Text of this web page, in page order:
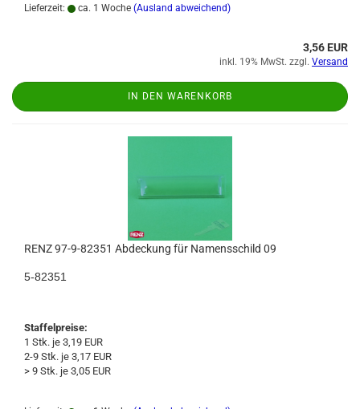
Lieferzeit: ca. 1 Woche (Ausland abweichend)
3,56 EUR
inkl. 19% MwSt. zzgl. Versand
IN DEN WARENKORB
RENZ 97-9-82351 Abdeckung für Namensschild 09
5-82351
Staffelpreise:
1 Stk. je 3,19 EUR
2-9 Stk. je 3,17 EUR
> 9 Stk. je 3,05 EUR